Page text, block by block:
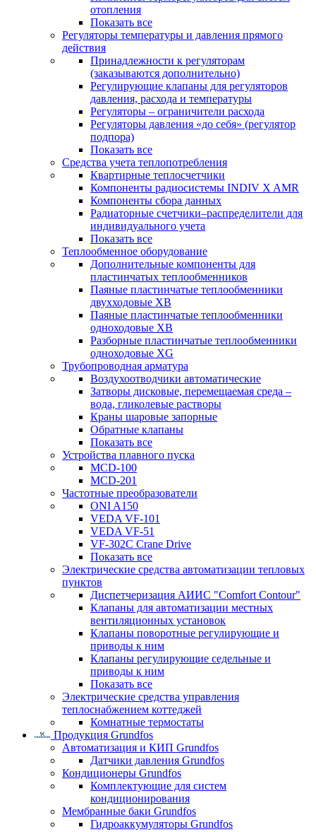
отопления
Показать все
Регуляторы температуры и давления прямого
действия
Принадлежности к регуляторам
(заказываются дополнительно)
Регулирующие клапаны для регуляторов
давления, расхода и температуры
Регуляторы – ограничители расхода
Регуляторы давления «до себя» (регулятор
подпора)
Показать все
Средства учета теплопотребления
Квартирные теплосчетчики
Компоненты радиосистемы INDIV X AMR
Компоненты сбора данных
Радиаторные счетчики–распределители для
индивидуального учета
Показать все
Теплообменное оборудование
Дополнительные компоненты для
пластинчатых теплообменников
Паяные пластинчатые теплообменники
двухходовые XB
Паяные пластинчатые теплообменники
одноходовые ХВ
Разборные пластинчатые теплообменники
одноходовые ХG
Трубопроводная арматура
Воздухоотводчики автоматические
Затворы дисковые, перемещаемая среда –
вода, гликолевые растворы
Краны шаровые запорные
Обратные клапаны
Показать все
Устройства плавного пуска
MCD-100
MCD-201
Частотные преобразователи
ONI A150
VEDA VF-101
VEDA VF-51
VF-302C Crane Drive
Показать все
Электрические средства автоматизации тепловых
пунктов
Диспетчеризация АИИС "Comfort Contour"
Клапаны для автоматизации местных
вентиляционных установок
Клапаны поворотные регулирующие и
приводы к ним
Клапаны регулирующие седельные и
приводы к ним
Показать все
Электрические средства управления
теплоснабжением коттеджей
Комнатные термостаты
Продукция Grundfos
Автоматизация и КИП Grundfos
Датчики давления Grundfos
Кондиционеры Grundfos
Комплектующие для систем
кондиционирования
Мембранные баки Grundfos
Гидроаккумуляторы Grundfos